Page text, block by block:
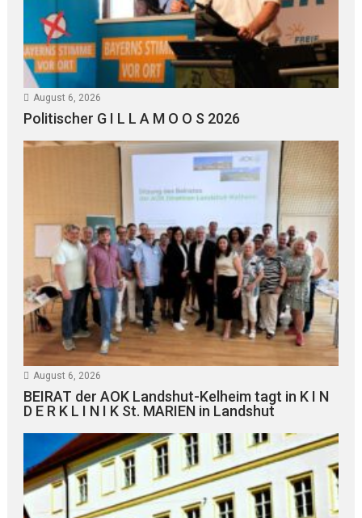
August 6, 2026
Politischer G I L L A M O O S 2026
August 6, 2026
BEIRAT der AOK Landshut-Kelheim tagt in K I N
D E R K L I N I K St. MARIEN in Landshut